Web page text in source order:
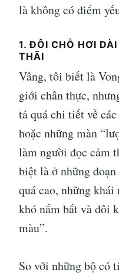
là không có điểm
1. ĐÔI CHỖ HƠI
THÃI
Vâng, tôi biết là
giới chân thực,
tả quá chi tiết về
hoặc những màn
làm người đọc cảm
biệt là ở những
quá cao, những
khó nắm bắt và đôi
màu”.
So với những bộ có